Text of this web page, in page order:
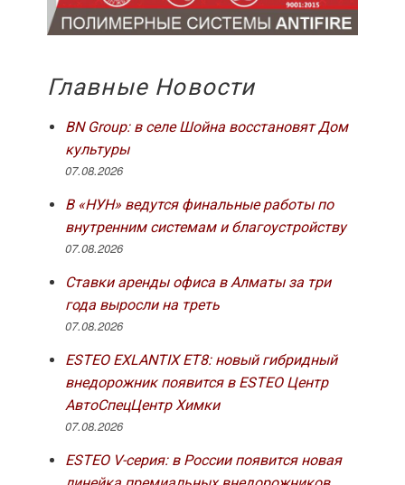
Главные Новости
BN Group: в селе Шойна восстановят Дом
культуры
07.08.2026
В «НУН» ведутся финальные работы по
внутренним системам и благоустройству
07.08.2026
Ставки аренды офиса в Алматы за три
года выросли на треть
07.08.2026
ESTEO EXLANTIX ET8: новый гибридный
внедорожник появится в ESTEO Центр
АвтоСпецЦентр Химки
07.08.2026
ESTEO V-серия: в России появится новая